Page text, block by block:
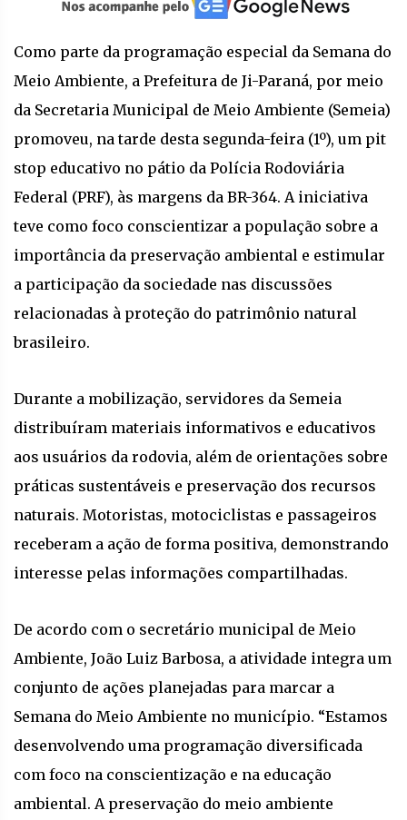
Como parte da programação especial da Semana do
Meio Ambiente, a Prefeitura de Ji-Paraná, por meio
da Secretaria Municipal de Meio Ambiente (Semeia)
promoveu, na tarde desta segunda-feira (1º), um pit
stop educativo no pátio da Polícia Rodoviária
Federal (PRF), às margens da BR-364. A iniciativa
teve como foco conscientizar a população sobre a
importância da preservação ambiental e estimular
a participação da sociedade nas discussões
relacionadas à proteção do patrimônio natural
brasileiro.
Durante a mobilização, servidores da Semeia
distribuíram materiais informativos e educativos
aos usuários da rodovia, além de orientações sobre
práticas sustentáveis e preservação dos recursos
naturais. Motoristas, motociclistas e passageiros
receberam a ação de forma positiva, demonstrando
interesse pelas informações compartilhadas.
De acordo com o secretário municipal de Meio
Ambiente, João Luiz Barbosa, a atividade integra um
conjunto de ações planejadas para marcar a
Semana do Meio Ambiente no município. “Estamos
desenvolvendo uma programação diversificada
com foco na conscientização e na educação
ambiental. A preservação do meio ambiente